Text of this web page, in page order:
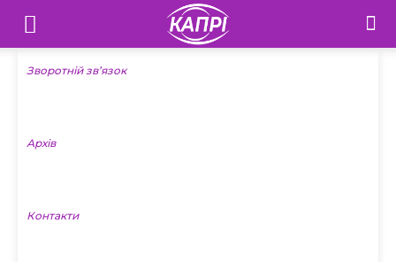
Телебачення
«Капрі»
Новини
Зворотній зв’язок
Архів
Контакти